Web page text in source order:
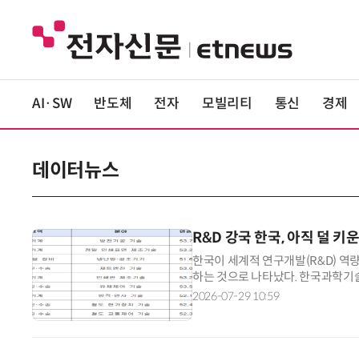
AI·SW 반도체 전자 모빌리티 통신 경제
데이터뉴스
R&D 강국 한국, 아직 덜 키
한국이 세계적 연구개발(R&D) 역
하는 것으로 나타났다. 한국과학
역량전망(ICO) 2026'을 분석한 보
2026-07-29 10:59